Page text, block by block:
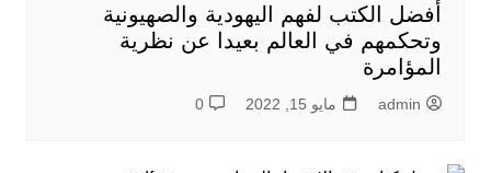
أفضل الكتب لفهم اليهودية والصهيونية
وتحكمهم في العالم بعيدا عن نظرية
المؤامرة
admin مايو 15, 2022 0